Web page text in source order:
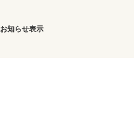
お知らせ表示